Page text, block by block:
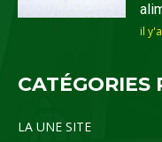
il
CATÉGORIES
LA UNE SITE